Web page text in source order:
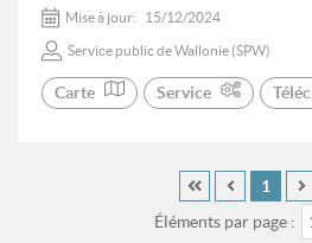
Mise à jour: 15/12/2024
Service public de Wallonie (SPW)
Carte Service
Éléments par page :
1